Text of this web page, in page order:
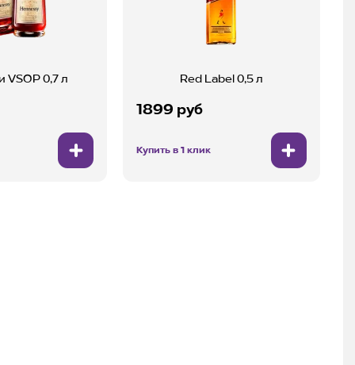
VSOP 0,7 л Red Label 0,5 л
1899 руб
Купить в 1 клик